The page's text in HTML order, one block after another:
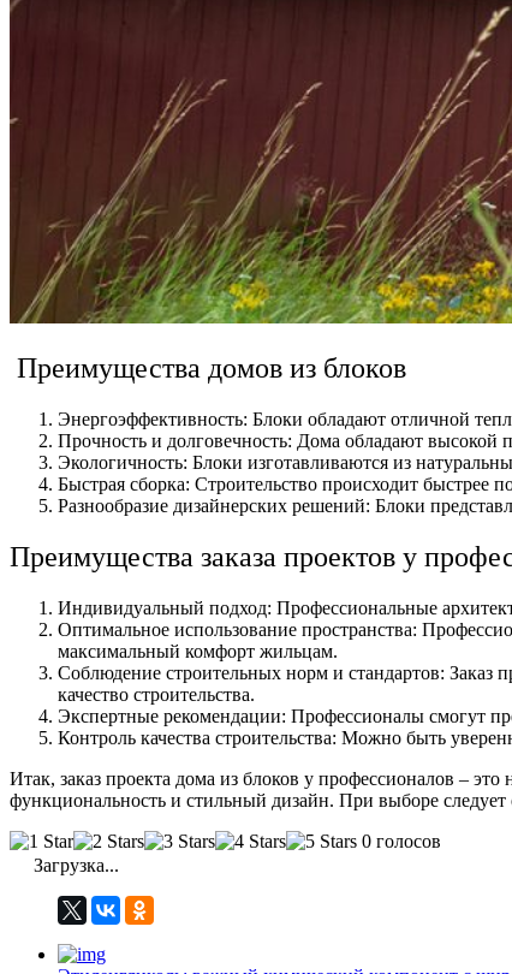
Преимущества домов из блоков
Энергоэффективность: Блоки обладают отличной
Прочность и долговечность: Дома обладают высокой
Экологичность: Блоки изготавливаются из
Быстрая сборка: Строительство происходит быстрее
Разнообразие дизайнерских решений: Блоки
Преимущества заказа проектов у
Индивидуальный подход: Профессиональные
Оптимальное использование пространства:
максимальный комфорт жильцам.
Соблюдение строительных норм и стандартов: Заказ
качество строительства.
Экспертные рекомендации: Профессионалы смогут
Контроль качества строительства: Можно быть
Итак, заказ проекта дома из блоков у профессионалов –
функциональность и стильный дизайн. При выборе
0 голосов
Загрузка...